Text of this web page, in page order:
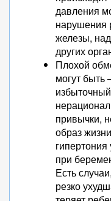
давления
нарушения
железы,
других
Плохой
могут быть
привычки,
образ
при
Есть
резко